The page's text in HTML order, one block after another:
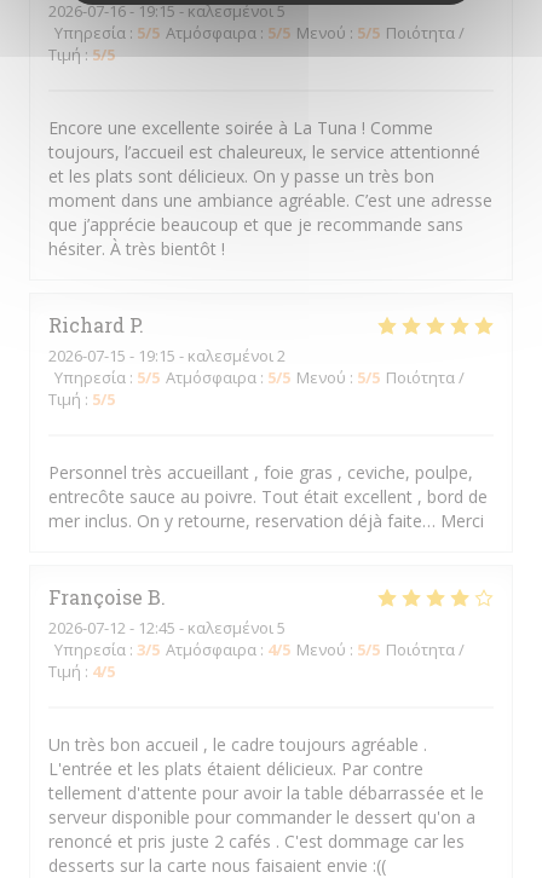
2026-07-16- 19:15 - καλεσμένοι 5
Υπηρεσία : 5/5 Ατμόσφαιρα : 5/5 Μενού : 5/5 Ποιότητα /
Τιμή:5/5
Encore une excellente soirée à La Tuna ! Comme
toujours, l’accueil est chaleureux, le service attentionné
et les plats sont délicieux. On y passe un très bon
moment dans une ambiance agréable. C’est une adresse
que j’apprécie beaucoup et que je recommande sans
hésiter. À très bientôt !
Richard P
2026-07-15 - 19:15 - καλεσμένοι 2
Υπηρεσία : 5/5 Ατμόσφαιρα : 5/5 Μενού : 5/5 Ποιότητα /
Τιμή : 5/5
Personnel très accueillant , foie gras , ceviche, poulpe,
entrecôte sauce au poivre. Tout était excellent , bord de
mer inclus. On y retourne, reservation déjà faite… Merci
Françoise B
2026-07-12 - 12:45 - καλεσμένοι 5
Υπηρεσία : 3/5 Ατμόσφαιρα : 4/5 Μενού : 5/5 Ποιότητα /
Τιμή : 4/5
Un très bon accueil , le cadre toujours agréable .
L'entrée et les plats étaient délicieux. Par contre
tellement d'attente pour avoir la table débarrassée et le
serveur disponible pour commander le dessert qu'on a
renoncé et pris juste 2 cafés . C'est dommage car les
desserts sur la carte nous faisaient envie :((